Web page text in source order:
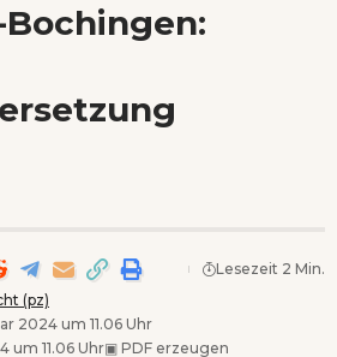
(pz)
2024 um 11.06 Uhr
um 11.06 Uhr▣ PDF erzeugen
Lesezeit 2 Min.